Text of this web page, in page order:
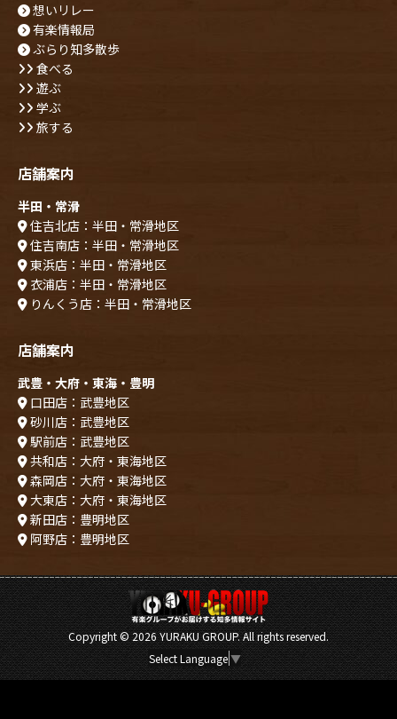
想いリレー
有楽情報局
ぶらり知多散歩
食べる
遊ぶ
学ぶ
旅する
店舗案内
半田・常滑
住吉北店：半田・常滑地区
住吉南店：半田・常滑地区
東浜店：半田・常滑地区
衣浦店：半田・常滑地区
りんくう店：半田・常滑地区
店舗案内
武豊・大府・東海・豊明
口田店：武豊地区
砂川店：武豊地区
駅前店：武豊地区
共和店：大府・東海地区
森岡店：大府・東海地区
大東店：大府・東海地区
新田店：豊明地区
阿野店：豊明地区
Copyright ©2026 YURAKU GROUP. All rights reserved.
Select Language ▼